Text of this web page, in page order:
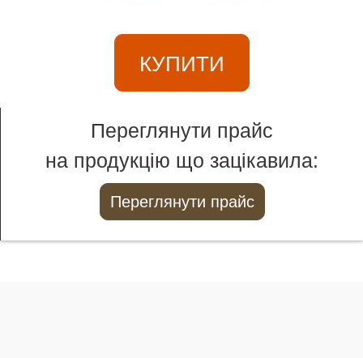
КУПИТИ
Переглянути прайс
на продукцію що зацікавила:
Переглянути прайс